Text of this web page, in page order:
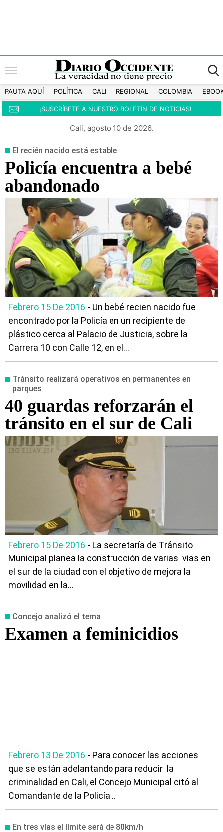
PAUTA AQUÍ POLÍTICA CALI REGIONAL COLOMBIA
¡SUSCRÍBETE A NUESTRO BOLETÍN DE NOTICIAS!
Cali, agosto 10 de 2026.
El recién nacido está estable
Policía encuentra a bebé
abandonado
Febrero 15 De 2016 - Un bebé recien nacido fue
encontrado por la Policía en un recipiente de
plástico cerca al Palacio de Justicia, sobre la
Carrera 10 con Calle 12, en el...
Tránsito realizará operativos en permanentes en
parques
40 guardas reforzarán el
tránsito en el sur de Cali
Febrero 15 De 2016 - La secretaría de Tránsito
Municipal planea la construcción de varias vías en
el sur de la ciudad con el objetivo de mejora la
movilidad en la...
Concejo analizó el tema
Examen a feminicidios
Febrero 13 De 2016 - Para conocer las acciones
que se están adelantando para reducir la
criminalidad en Cali, el Concejo Municipal citó al
Comandante de la Policía...
En tres vías el límite será de 80km/h